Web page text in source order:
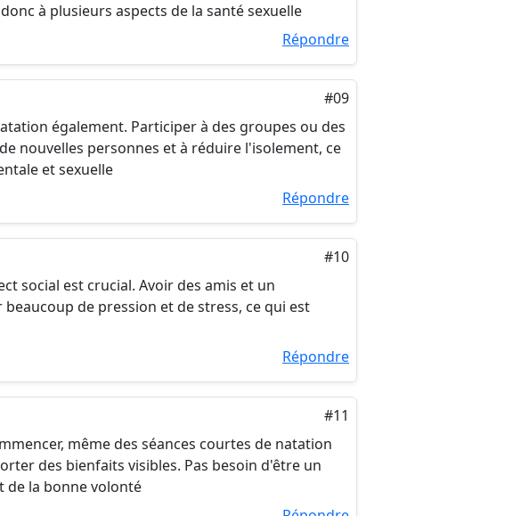
à plusieurs aspects de la santé sexuelle
Répondre
#09
également. Participer à des groupes ou des
nouvelles personnes et à réduire l'isolement, ce
et sexuelle
Répondre
#10
social est crucial. Avoir des amis et un
de pression et de stress, ce qui est
Répondre
#11
même des séances courtes de natation
des bienfaits visibles. Pas besoin d'être un
de la bonne volonté